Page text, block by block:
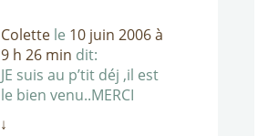
Colette le 10 juin 2006 à
9 h 26 min dit:
JE suis au p’tit déj ,il est
le bien venu..MERCI
↓